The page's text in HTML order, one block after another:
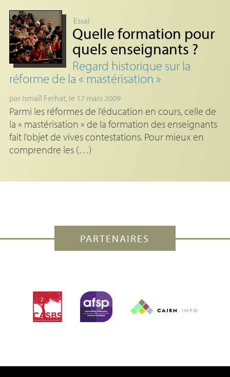
Essai
Quelle formation pour
quels enseignants ?
Regard historique sur la
réforme de la «mastérisation »
par Ismaïl Ferhat, le 17 mars 2009
Parmi les réformes de l’éducation en cours, celle de
la « mastérisation » de la formation des enseignants
fait l’objet de vives contestations. Pour mieux en
comprendre les (…)
PARTENAIRES